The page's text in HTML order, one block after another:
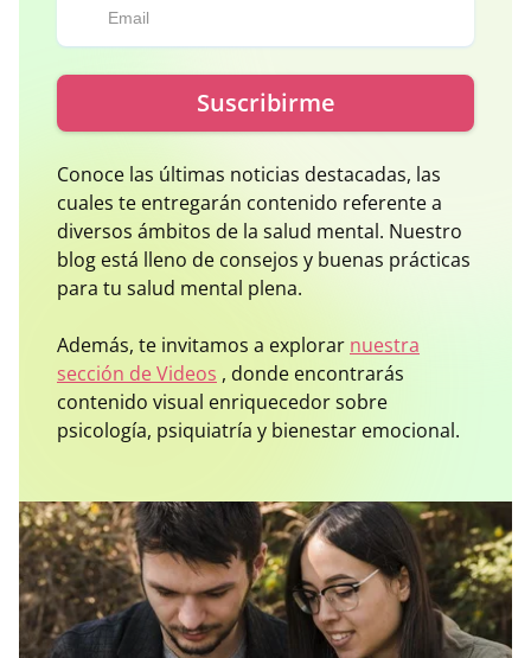
Suscribirme
Conoce las últimas noticias destacadas, las
cuales te entregarán contenido referente a
diversos ámbitos de la salud mental. Nuestro
blog está lleno de consejos y buenas prácticas
para tu salud mental plena.
Además, te invitamos a explorar nuestra
sección de Videos , donde encontrarás
contenido visual enriquecedor sobre
psicología, psiquiatría y bienestar emocional.